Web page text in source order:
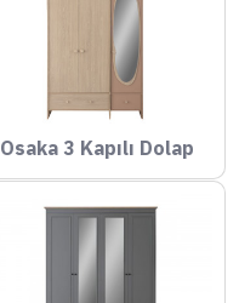
Osaka 3 Kapılı Dolap